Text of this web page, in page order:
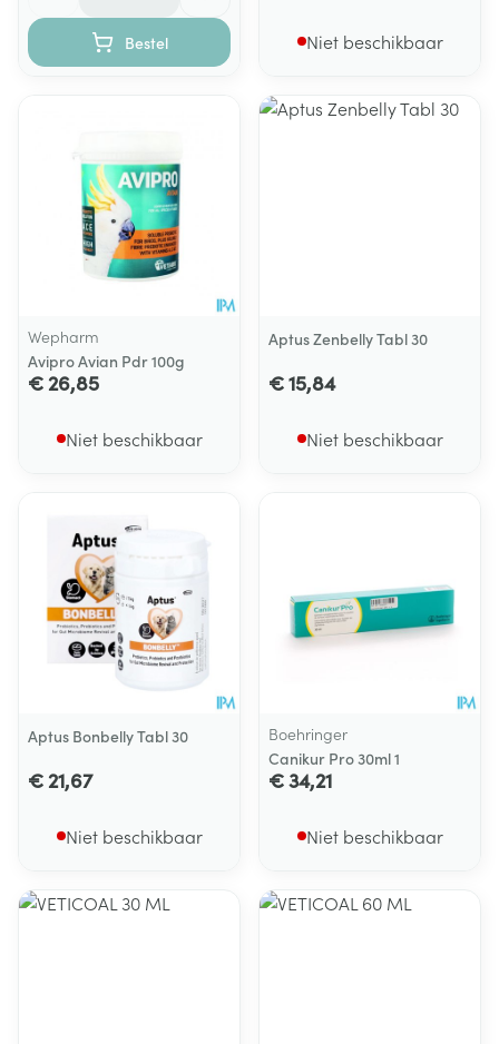
Bestel Niet beschikbaar
Wepharm
Avipro Avian Pdr 100g
€ 26,85
Niet beschikbaar
Aptus Zenbelly Tabl 30
€ 15,84
Niet beschikbaar
Aptus Bonbelly Tabl 30
€ 21,67
Niet beschikbaar
Boehringer
Canikur Pro 30ml 1
€ 34,21
Niet beschikbaar